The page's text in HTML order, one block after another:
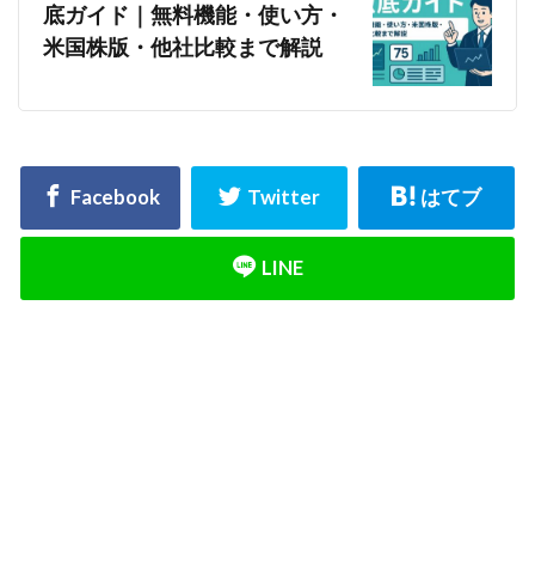
底ガイド｜無料機能・使い方・
米国株版・他社比較まで解説